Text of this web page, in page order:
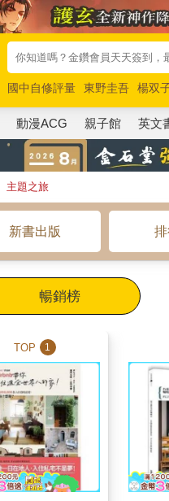
國中自修評量 東野圭吾 楊双
唯紅花綻放
奧德賽 路邊攤新
動漫ACG 親子館 英文
主題之旅
新書出版
暢銷榜
TOP 1